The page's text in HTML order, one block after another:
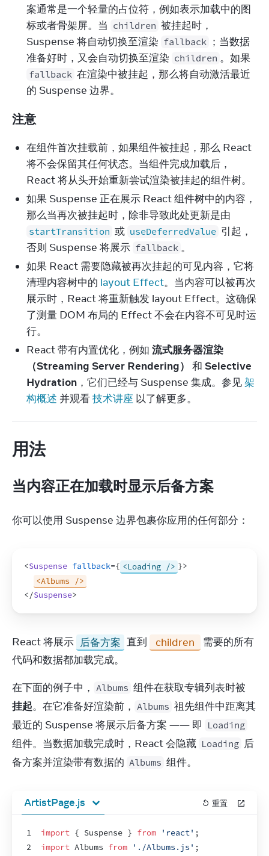
案通常是一个轻量的占位符，例如表示加载中的图
标或者骨架屏。当 children 被挂起时，
Suspense 将自动切换至渲染 fallback ；当数据
准备好时，又会自动切换至渲染 children 。如果
fallback 在渲染中被挂起，那么将自动激活最近
的 Suspense 边界。
注意
在组件首次挂载前，如果组件被挂起，那么 React
将不会保留其任何状态。当组件完成加载后，
React 将从头开始重新尝试渲染被挂起的组件树。
如果 Suspense 正在展示 React 组件树中的内容，
那么当再次被挂起时，除非导致此处更新是由
startTransition 或 useDeferredValue 引起，
否则 Suspense 将展示 fallback 。
如果 React 需要隐藏被再次挂起的可见内容，它将
清理内容树中的 layout Effect。当内容可以被再次
展示时，React 将重新触发 layout Effect。这确保
了测量 DOM 布局的 Effect 不会在内容不可见时运
行。
React 带有内置优化，例如 流式服务器渲染
（Streaming Server Rendering）
和 Selective
Hydration ，它们已经与 Suspense 集成。参见架
构概述 并观看技术讲座 以了解更多。
用法
当内容正在加载时显示后备方案
你可以使用 Suspense 边界包裹你应用的任何部分：
<Suspense fallback={ <Loading /> }>
<Albums />
</Suspense>
React 将展示 后备方案 直到 children
需要的所有
代码和数据都加载完成。
在下面的例子中， Albums
挂起。在它准备好渲染前， Albums 祖先组件中距离其
最近的 Suspense 将展示后备方案 —— 即
Loading
组件。当数据加载完成时，React 会隐藏 Loading 后
备方案并渲染带有数据的 Albums 组件。
ArtistPage.js 重置
1
2
import { Suspense } from 'react' ;
import Albums from './Albums.js' ;